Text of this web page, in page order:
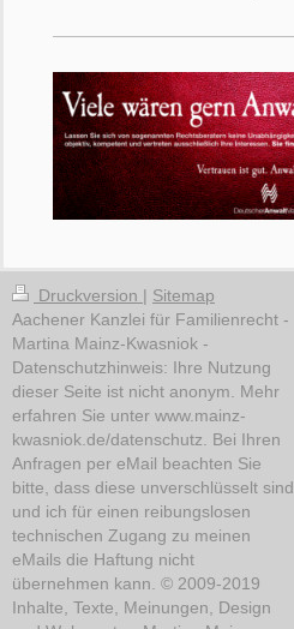
Druckversion | Sitemap
Aachener Kanzlei für Familienrecht -
Martina Mainz-Kwasniok -
Datenschutzhinweis: Ihre Nutzung
dieser Seite ist nicht anonym. Mehr
erfahren Sie unter www.mainz-
kwasniok.de/datenschutz. Bei Ihren
Anfragen per eMail beachten Sie
bitte, dass diese unverschlüsselt sind
und ich für einen reibungslosen
technischen Zugang zu meinen
eMails die Haftung nicht
übernehmen kann. © 2009-2019
Inhalte, Texte, Meinungen, Design